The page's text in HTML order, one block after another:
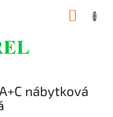
nábytková